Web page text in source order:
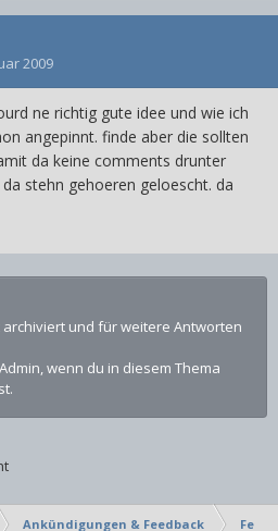
2009
ne richtig gute idee und wie ich
angepinnt. finde aber die sollten
da keine comments drunter
stehn gehoeren geloescht. da
archiviert und für weitere Antworten
wenn du in diesem Thema
Ankündigungen & Feedback